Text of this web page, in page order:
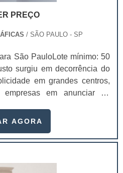
PREÇO
/ SÃO PAULO - SP
São PauloLote mínimo: 50
surgiu em decorrência do
em grandes centros,
em anunciar de
dos panfletos simples -
em questão Impressos em
um trabalho estét.
AGORA